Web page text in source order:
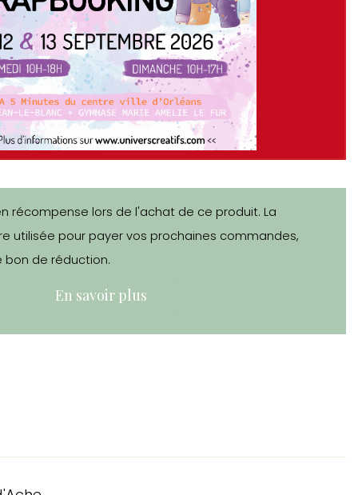
récompense lors de l'achat de ce produit. La
utilisée pour payer vos prochaines commandes,
de réduction.
En savoir plus